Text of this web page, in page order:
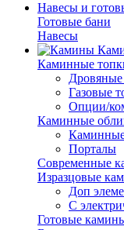
Навесы и
Готовые бани
Навесы
Каминные
Дровяные
Газовые
Опции/
Каминные
Порталы
Современные
Изразцовые
Доп
С
Готовые